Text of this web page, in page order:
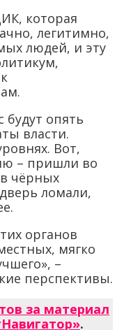
которая
легитимно,
людей, и эту
будут опять
власти.
Вот,
– пришли во
чёрных
ломали,
органов
мягко
–
перспективы.
за материал
.